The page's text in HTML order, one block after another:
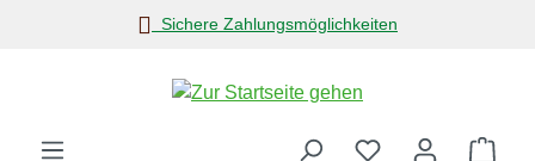
Zum Hauptinhalt springenSichere Zahlungsmöglichkeiten